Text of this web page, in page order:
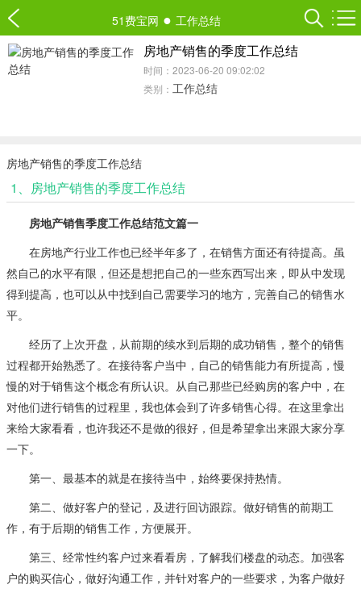
51费宝网 ● 工作总结
房地产销售的季度工作总结
时间：2023-06-20 09:02:02
类别： 工作总结
房地产销售的季度工作总结
1、房地产销售的季度工作总结
房地产销售季度工作总结范文篇一
在房地产行业工作也已经半年多了，在销售方面还有待提高。虽
然自己的水平有限，但还是想把自己的一些东西写出来，即从中发现
得到提高，也可以从中找到自己需要学习的地方，完善自己的销售水
平。
经历了上次开盘，从前期的续水到后期的成功销售，整个的销售
过程都开始熟悉了。在接待客户当中，自己的销售能力有所提高，慢
慢的对于销售这个概念有所认识。从自己那些已经购房的客户中，在
对他们进行销售的过程里，我也体会到了许多销售心得。在这里拿出
来给大家看看，也许我还不是做的很好，但是希望拿出来跟大家分享
一下。
第一、最基本的就是在接待当中，始终要保持热情。
第二、做好客户的登记，及进行回访跟踪。做好销售的前期工
作，有于后期的销售工作，方便展开。
第三、经常性约客户过来看看房，了解我们楼盘的动态。加强客
户的购买信心，做好沟通工作，并针对客户的一些要求，为客户做好